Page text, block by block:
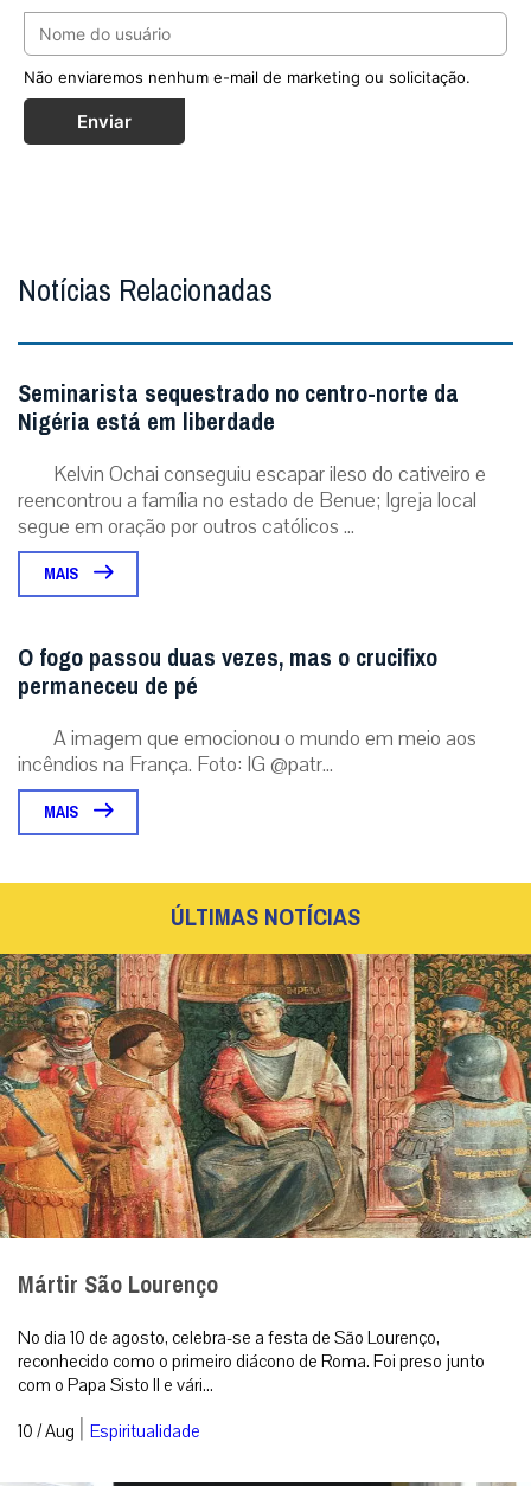
Não enviaremos nenhum e-mail de marketing ou solicitação.
Enviar
Notícias Relacionadas
Seminarista sequestrado no centro-norte da
Nigéria está em liberdade
Kelvin Ochai conseguiu escapar ileso do cativeiro e
reencontrou a família no estado de Benue; Igreja local
segue em oração por outros católicos ...
MAIS
O fogo passou duas vezes, mas o crucifixo
permaneceu de pé
A imagem que emocionou o mundo em meio aos
incêndios na França. Foto: IG @patr...
MAIS
ÚLTIMAS NOTÍCIAS
Mártir São Lourenço
No dia 10 de agosto, celebra-se a festa de São Lourenço,
reconhecido como o primeiro diácono de Roma. Foi preso junto
com o Papa Sisto II e vári...
10 / Aug | Espiritualidade